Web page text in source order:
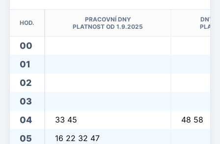
HOD.
PRACOVNÍ DNY
PLATNOST OD 1.9.2025
DNY
00
01
02
03
04
33 45 48 58
05 16 22 32 47